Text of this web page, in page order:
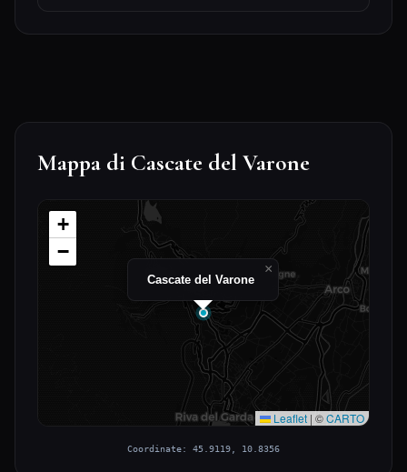
Mappa di Cascate del Varone
Cascate del Varone
×
+
−
Leaflet | ©CARTO
Coordinate: 45.9119, 10.8356